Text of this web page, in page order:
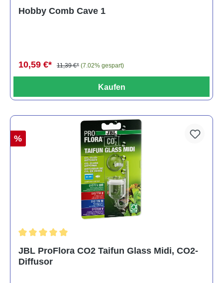
Hobby Comb Cave 1
10,59 €* 11,39 €* (7.02% gespart)
Kaufen
%
JBL ProFlora CO2 Taifun Glass Midi, CO2-
Diffusor